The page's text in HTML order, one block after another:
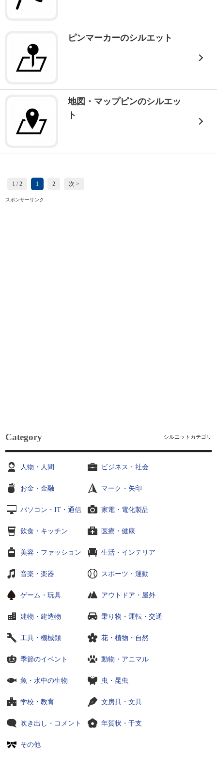
ピンマーカーのシルエット
地図・マップピンのシルエッ
ト
1 / 2 1 2 次 >
スポンサーリンク
Category シルエットカテゴリ
人物・人間 ビジネス・社会
お金・金融 マーク・矢印
パソコン・IT・通信 家電・電化製品
飲食・キッチン 医療・健康
美容・ファッション 生活・インテリア
音楽・楽器 スポーツ・運動
ゲーム・玩具 アウトドア・屋外
建物・建造物 乗り物・運転・交通
工具・機械類 花・植物・自然
季節のイベント 動物・アニマル
魚・水中の生物 虫・昆虫
学校・教育 文房具・文具
吹き出し・コメント 年賀状・干支
その他